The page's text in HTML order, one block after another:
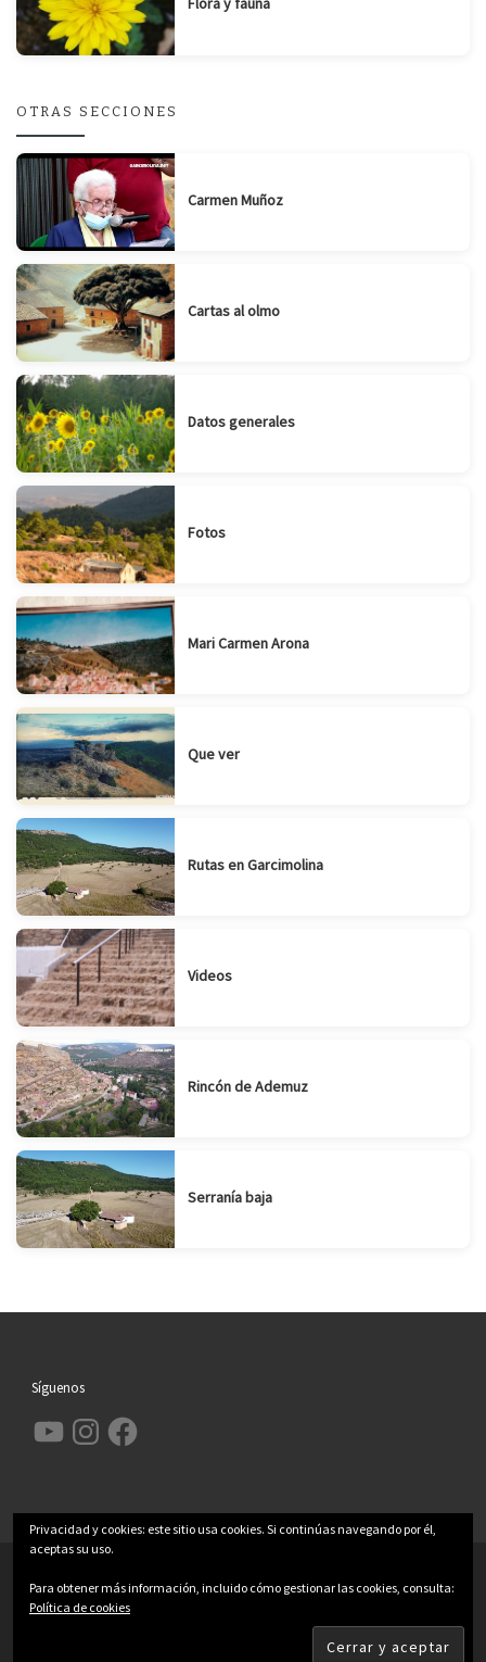
OTRAS SECCIONES
Carmen Muñoz
Cartas al olmo
Datos generales
Fotos
Mari Carmen Arona
Que ver
Rutas en Garcimolina
Videos
Rincón de Ademuz
Serranía baja
Síguenos
YouTube InstagramFacebook
Funciona con
Privacidad y cookies: este sitio usa cookies. Si continúas navegando por él,
aceptas su uso.
Para obtener más información, incluido cómo gestionar las cookies, consulta:
Política de cookies